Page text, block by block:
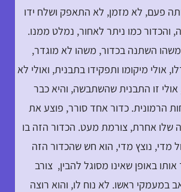
פעם, לא מזמן, לא התאפק ושלח ידו
והכדור כמו ניתר לאחור, נמלט ממנו.
השתנה בכדור, משהו לא מוגדר,
אולי מיקומו ותפקידו בתבנית, ואולי לא
זו התבנית שהשתבשה, והיא כבר
הרמונית. כדור אחד סורר, פוצע את
שלו אחרת, צורמת מעט. הכדור הזה בו
מדי, נוצץ מדי, הוא חש שהכדור הזה
באופן שאינו מסוגל להבין, צורב
במעמקי ראשו. לא נוח לו, והוא רוצה